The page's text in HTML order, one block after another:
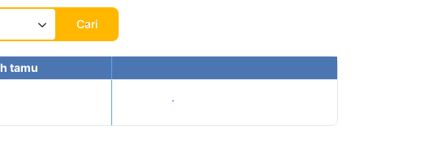
Cari
tamu
Tampilkan harga